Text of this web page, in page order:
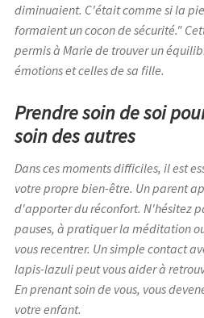
diminuaient. C'était comme si la
formaient un cocon de sécurité."
permis à Marie de trouver un
émotions et celles de sa fille.
Prendre soin de soi
soin des autres
Dans ces moments difficiles, il est
votre propre bien-être. Un parent
d'apporter du réconfort. N'hésitez
pauses, à pratiquer la méditation
vous recentrer. Un simple contact
lapis-lazuli peut vous aider à
En prenant soin de vous, vous
votre enfant.